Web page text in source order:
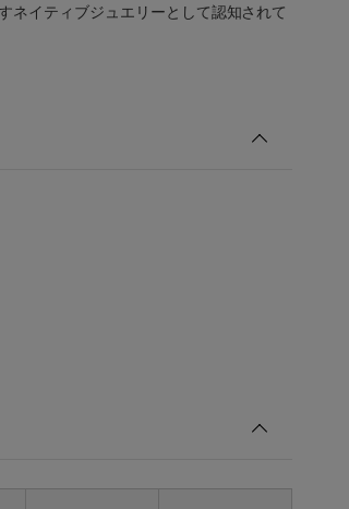
ネイティブジュエリーとして認知されて